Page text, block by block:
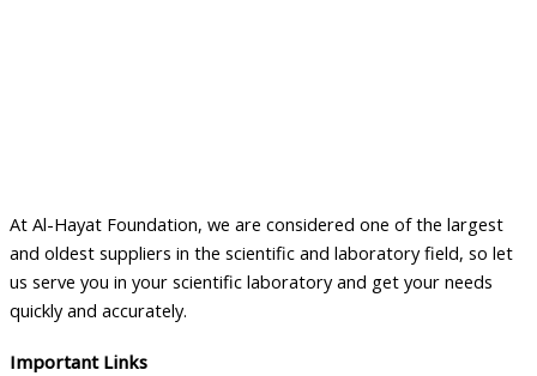
At Al-Hayat Foundation, we are considered one of the largest
and oldest suppliers in the scientific and laboratory field, so let
us serve you in your scientific laboratory and get your needs
quickly and accurately.
Important Links